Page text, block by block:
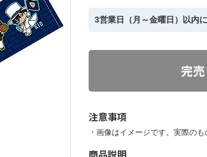
3営業日（月～金曜日）以内
完
注意事項
・画像はイメージです。実際の
商品説明